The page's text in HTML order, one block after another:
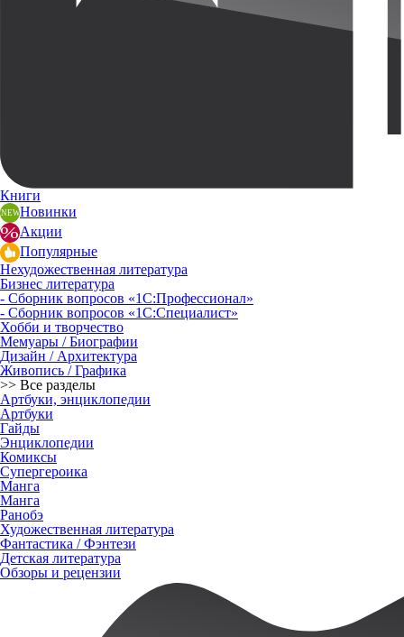
Книги
Новинки
Акции
Популярные
Нехудожественная литература
Бизнес литература
- Сборник вопросов «1С:Профессионал»
- Сборник вопросов «1С:Специалист»
Хобби и творчество
Мемуары / Биографии
Дизайн / Архитектура
Живопись / Графика
>> Все разделы
Артбуки, энциклопедии
Артбуки
Гайды
Энциклопедии
Комиксы
Супергероика
Манга
Манга
Ранобэ
Художественная литература
Фантастика / Фэнтези
Детская литература
Обзоры и рецензии